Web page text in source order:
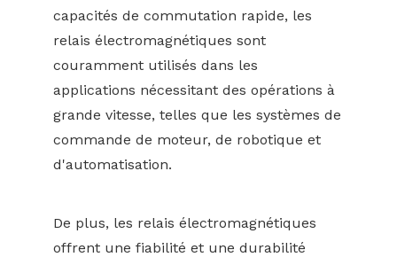
capacités de commutation rapide, les
relais électromagnétiques sont
couramment utilisés dans les
applications nécessitant des opérations à
grande vitesse, telles que les systèmes de
commande de moteur, de robotique et
d'automatisation.
De plus, les relais électromagnétiques
offrent une fiabilité et une durabilité